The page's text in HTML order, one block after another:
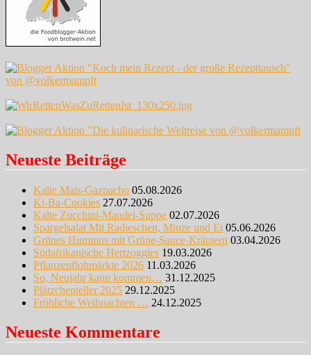
Neueste Beiträge
Kalte Mais-Gazpacho 05.08.2026
Ki-Ba-Cookies 27.07.2026
Kalte Zucchini-Mandel-Suppe 02.07.2026
Spargelsalat Mit Radieschen, Minze und Ei 05.06.2026
Grünes Hummus mit Grüne-Sauce-Kräutern 03.04.2026
Südafrikanische Hertzoggies 19.03.2026
Pflanzenflohmärkte 2026 11.03.2026
So, Neujahr kann kommen… 31.12.2025
Plätzchenteller 2025 29.12.2025
Fröhliche Weihnachten … 24.12.2025
Neueste Kommentare